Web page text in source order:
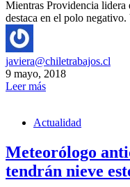
Mientras Providencia lidera
destaca en el polo
javiera@chiletrabajos.cl
9 mayo, 2018
Leer más
Actualidad
Meteorólogo
tendrán nieve